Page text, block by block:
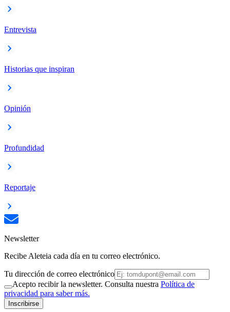
Entrevista
Historias que inspiran
Opinión
Profundidad
Reportaje
Newsletter
Recibe Aleteia cada día en tu correo electrónico.
Tu dirección de correo electrónico
Acepto recibir la newsletter. Consulta nuestra Política de
privacidad para saber más.
Inscribirse